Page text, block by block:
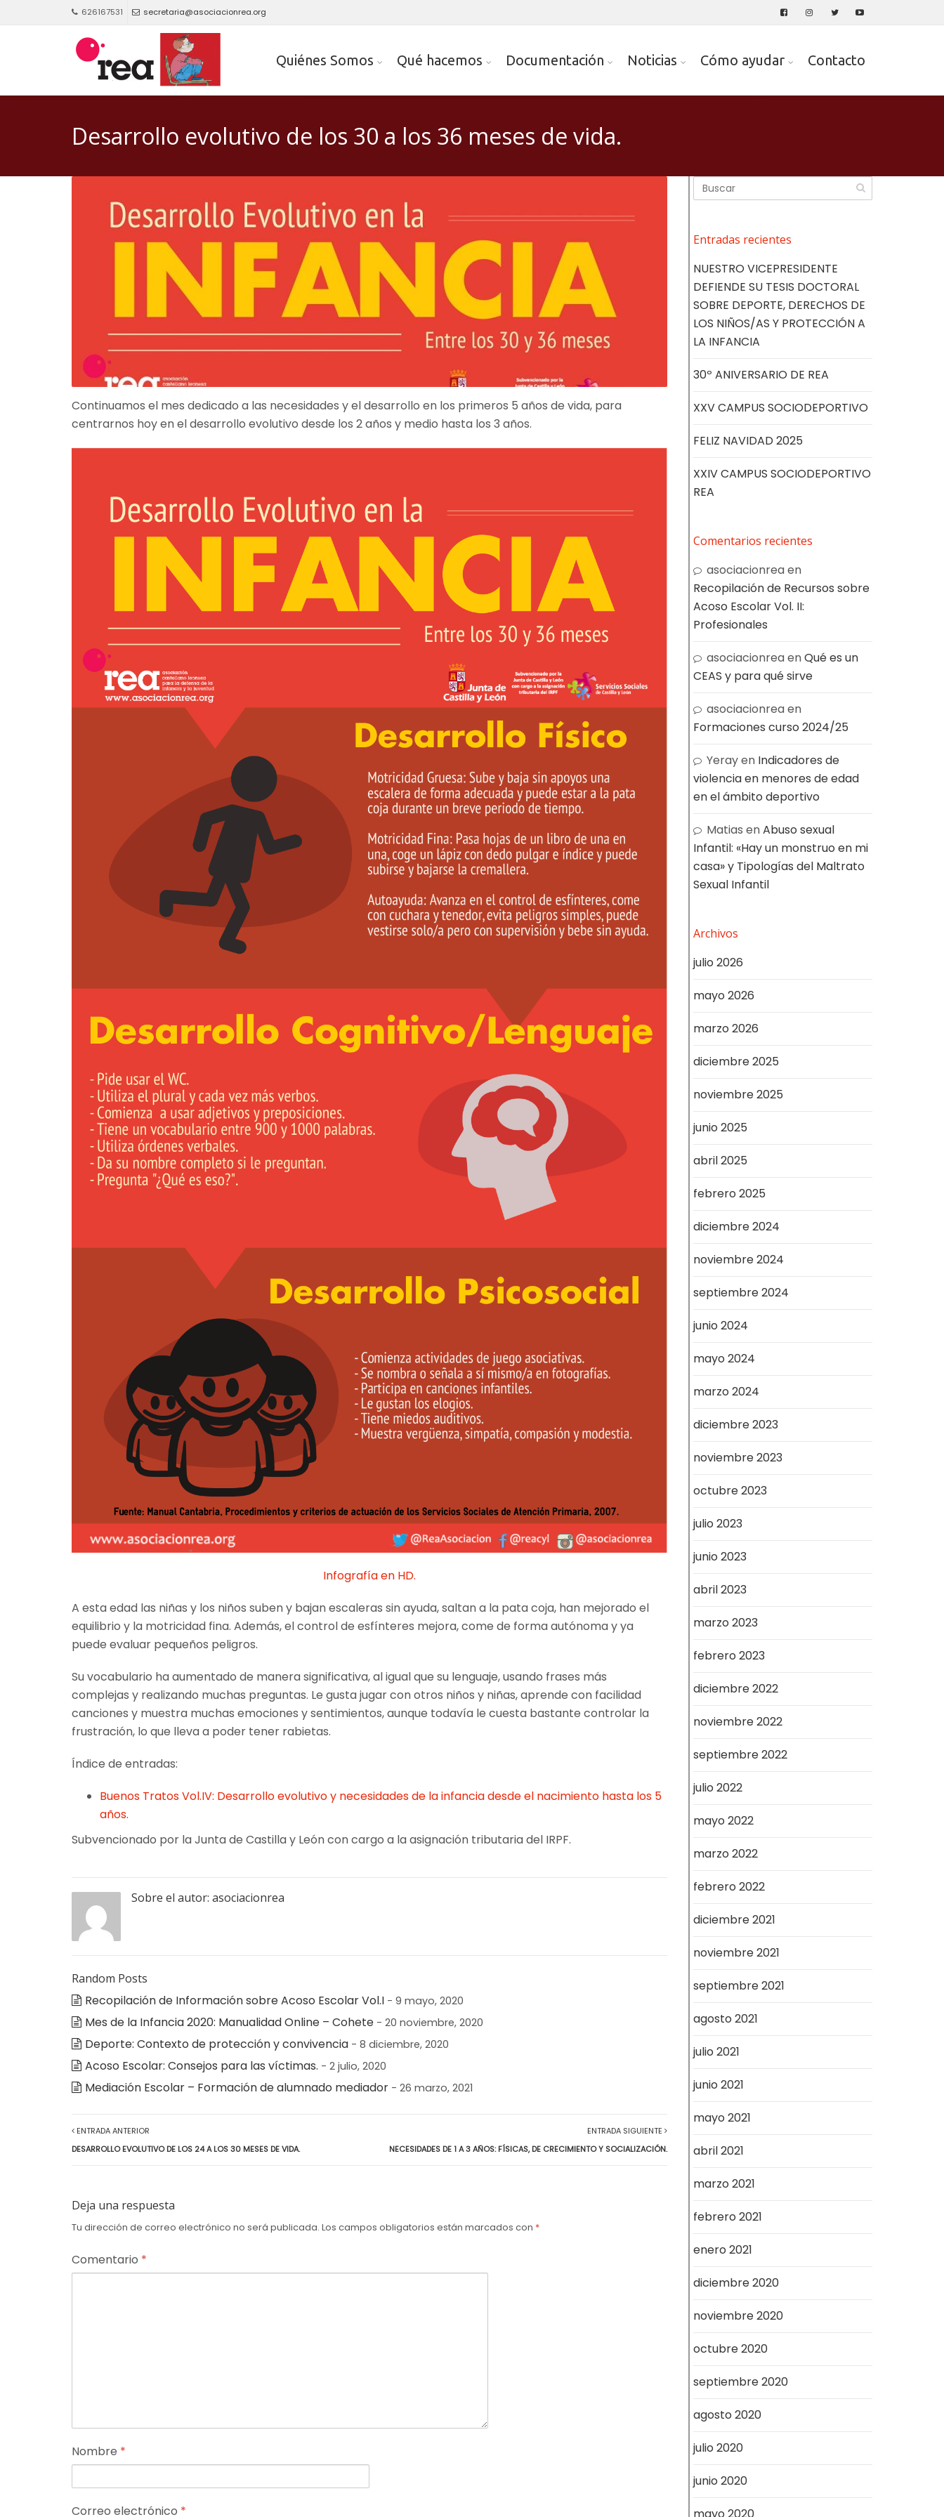
626167531 secretaria@asociacionrea.org
Quiénes Somos Qué hacemos Documentación Noticias Cómo ayudar Contacto
Desarrollo evolutivo de los 30 a los 36 meses de vida.
Continuamos el mes dedicado a las necesidades y el desarrollo en los primeros 5 años de vida, para
centrarnos hoy en el desarrollo evolutivo desde los 2 años y medio hasta los 3 años.
Infografía en HD.
A esta edad las niñas y los niños suben y bajan escaleras sin ayuda, saltan a la pata coja, han mejorado el
equilibrio y la motricidad fina. Además, el control de esfínteres mejora, come de forma autónoma y ya
puede evaluar pequeños peligros.
Su vocabulario ha aumentado de manera significativa, al igual que su lenguaje, usando frases más
complejas y realizando muchas preguntas. Le gusta jugar con otros niños y niñas, aprende con facilidad
canciones y muestra muchas emociones y sentimientos, aunque todavía le cuesta bastante controlar la
frustración, lo que lleva a poder tener rabietas.
Índice de entradas:
Buenos Tratos Vol.IV: Desarrollo evolutivo y necesidades de la infancia desde el nacimiento hasta los 5
años.
Subvencionado por la Junta de Castilla y León con cargo a la asignación tributaria del IRPF.
Sobre el autor: asociacionrea
Random Posts
Recopilación de Información sobre Acoso Escolar Vol.I - 9 mayo, 2020
Mes de la Infancia 2020: Manualidad Online – Cohete - 20 noviembre, 2020
Deporte: Contexto de protección y convivencia - 8 diciembre, 2020
Acoso Escolar: Consejos para las víctimas. - 2 julio, 2020
Mediación Escolar – Formación de alumnado mediador - 26 marzo, 2021
ENTRADA ANTERIOR
DESARROLLO EVOLUTIVO DE LOS 24 A LOS 30 MESES DE VIDA.
ENTRADA SIGUIENTE
NECESIDADES DE 1 A 3 AÑOS: FÍSICAS, DE CRECIMIENTO Y SOCIALIZACIÓN.
Deja una respuesta
Tu dirección de correo electrónico no será publicada. Los campos obligatorios están marcados con *
Comentario *
Nombre *
Correo electrónico *
Entradas recientes
NUESTRO VICEPRESIDENTE
DEFIENDE SU TESIS DOCTORAL
SOBRE DEPORTE, DERECHOS DE
LOS NIÑOS/AS Y PROTECCIÓN A
LA INFANCIA
30º ANIVERSARIO DE REA
XXV CAMPUS SOCIODEPORTIVO
FELIZ NAVIDAD 2025
XXIV CAMPUS SOCIODEPORTIVO
REA
Comentarios recientes
asociacionreaen
Recopilación de Recursos sobre
Acoso Escolar Vol. II:
Profesionales
asociacionreaenQué es un
CEAS y para qué sirve
asociacionreaen
Formaciones curso 2024/25
Yerayen Indicadores de
violencia en menores de edad
en el ámbito deportivo
Matias enAbuso sexual
Infantil: «Hay un monstruo en mi
casa» y Tipologías del Maltrato
Sexual Infantil
Archivos
julio 2026
mayo 2026
marzo 2026
diciembre 2025
noviembre 2025
junio 2025
abril 2025
febrero 2025
diciembre 2024
noviembre 2024
septiembre 2024
junio 2024
mayo 2024
marzo 2024
diciembre 2023
noviembre 2023
octubre 2023
julio 2023
junio 2023
abril 2023
marzo 2023
febrero 2023
diciembre 2022
noviembre 2022
septiembre 2022
julio 2022
mayo 2022
marzo 2022
febrero 2022
diciembre 2021
noviembre 2021
septiembre 2021
agosto 2021
julio 2021
junio 2021
mayo 2021
abril 2021
marzo 2021
febrero 2021
enero 2021
diciembre 2020
noviembre 2020
octubre 2020
septiembre 2020
agosto 2020
julio 2020
junio 2020